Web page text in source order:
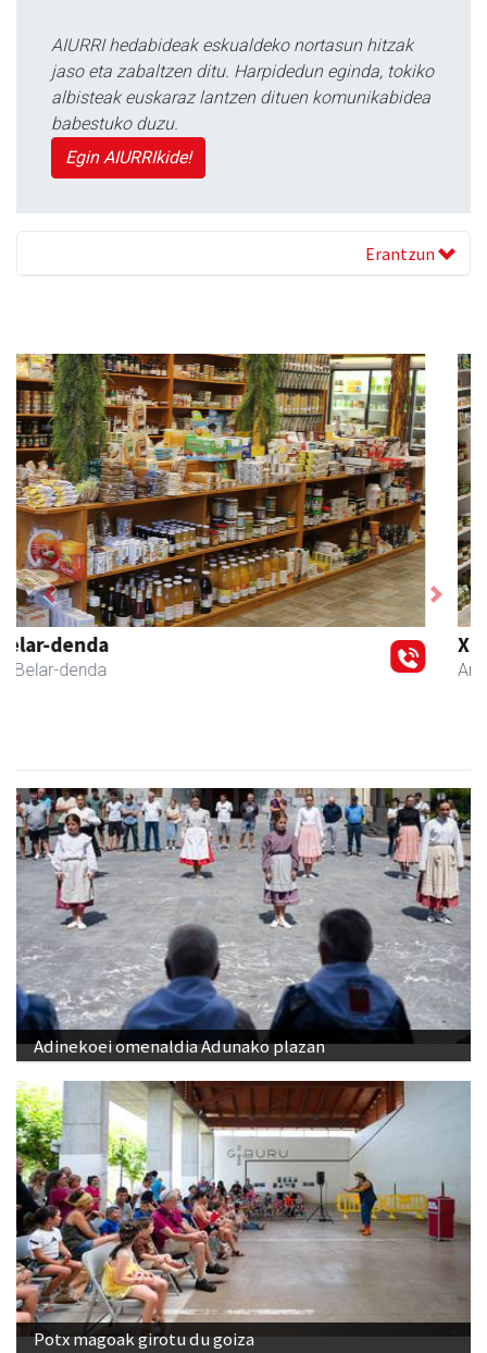
AIURRI hedabideak eskualdeko nortasun hitzak
jaso eta zabaltzen ditu. Harpidedun eginda, tokiko
albisteak euskaraz lantzen dituen komunikabidea
babestuko duzu.
Egin AIURRIkide!
Erantzun
Xixori belar-denda
Andoain - Belar-denda
Previous Next
Adinekoei omenaldia Adunako plazan
Potx magoak girotu du goiza